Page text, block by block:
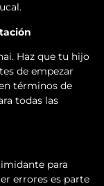
Haz que tu hijo
de empezar
términos de
todas las
para
errores es parte